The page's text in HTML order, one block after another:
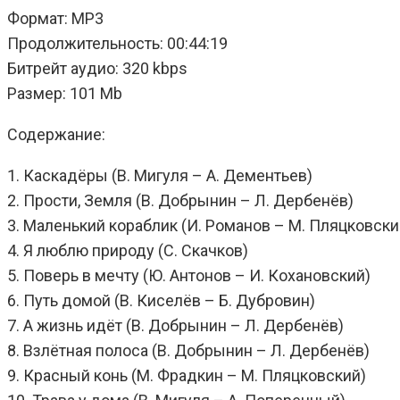
Формат: MP3
Продолжительность: 00:44:19
Битрейт аудио: 320 kbps
Размер: 101 Mb
Содержание:
1. Каскадёры (В. Мигуля – А. Дементьев)
2. Прости, Земля (В. Добрынин – Л. Дербенёв)
3. Маленький кораблик (И. Романов – М.
4. Я люблю природу (С. Скачков)
5. Поверь в мечту (Ю. Антонов – И. Кохановский)
6. Путь домой (В. Киселёв – Б. Дубровин)
7. А жизнь идёт (В. Добрынин – Л. Дербенёв)
8. Взлётная полоса (В. Добрынин – Л. Дербенёв)
9. Красный конь (М. Фрадкин – М. Пляцковский)